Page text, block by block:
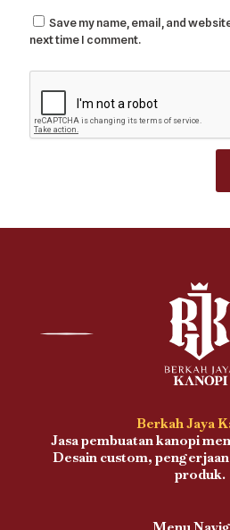
Save my name, email, and
next time I comment.
Berkah Jaya
Jasa pembuatan kanopi
Desain custom,
produk.
Menu